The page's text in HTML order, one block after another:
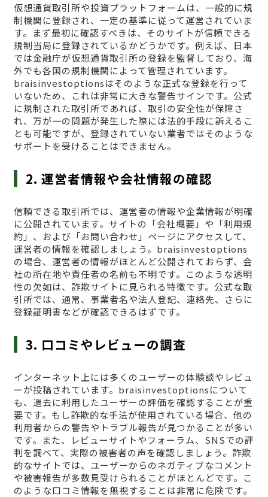
仮想通貨取引所や投資プラットフォームは、一般的に規
制機関に登録され、一定の基準に従って運営されていま
す。まず最初に確認すべきは、そのサイトが信頼できる
規制当局に登録されているかどうかです。例えば、日本
では金融庁が仮想通貨取引所の登録を監督しており、海
外でも各国の規制機関によって管理されています。
braisinvestoptionsはそのような正式な登録を行って
いないため、これは非常に大きな警告サインです。公式
に規制された取引所であれば、取引の安全性が保障さ
れ、万が一の問題が発生した際には法的手段に訴えるこ
とも可能ですが、登録されていない業者ではそのような
サポートを受けることはできません。
2. 運営者情報や会社情報の確認
信頼できる取引所では、運営者の情報や企業情報が明確
に公開されています。サイトの「会社概要」や「利用規
約」、および「お問い合わせ」ページにアクセスして、
運営者の情報を確認しましょう。braisinvestoptions
の場合、運営者の情報がほとんど公開されておらず、会
社の所在地や責任者の名前も不明です。このような透明
性の欠如は、詐欺サイトに見られる特徴です。公式な取
引所では、通常、事業者名や法人登記、連絡先、さらに
登録証明書などが確認できるはずです。
3. 口コミやレビューの調査
インターネット上には多くのユーザーの体験談やレビュ
ーが投稿されています。braisinvestoptionsについて
も、過去に利用したユーザーの評価を確認することが重
要です。もし詐欺的な手法が使用されている場合、他の
利用者からの警告やトラブル報告が見つかることが多い
です。また、レビューサイトやフォーラム、SNSでの評
判を調べて、実際の被害者の声を確認しましょう。詐欺
的なサイトでは、ユーザーからのネガティブなコメント
や被害報告が多数見受けられることがほとんどです。こ
のような口コミ情報を無視することは非常に危険です。